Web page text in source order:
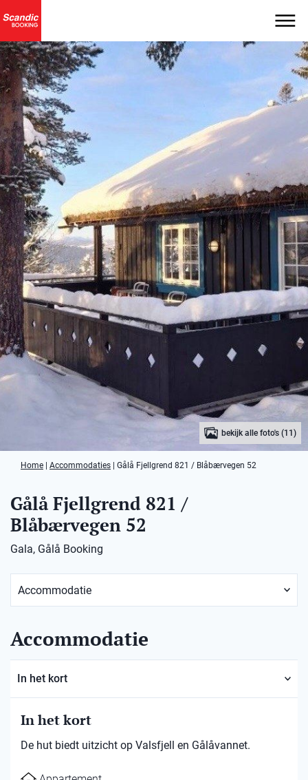
bekijk alle foto's (11)
Home Accommodaties Gålå Fjellgrend 821 / Blåbærvegen 52
Gålå Fjellgrend 821 /
Blåbærvegen 52
Gala, Gålå Booking
Accommodatie
In het kort
In het kort
De hut biedt uitzicht op Valsfjell en Gålåvannet.